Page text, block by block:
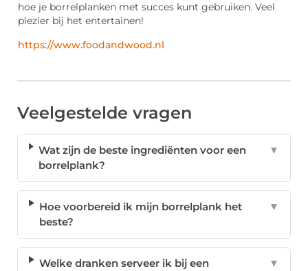
hoe je borrelplanken met succes kunt gebruiken. Veel
plezier bij het entertainen!
https://www.foodandwood.nl
Veelgestelde vragen
Wat zijn de beste ingrediënten voor een
borrelplank?
▼
Hoe voorbereid ik mijn borrelplank het
beste?
▼
Welke dranken serveer ik bij een
▼